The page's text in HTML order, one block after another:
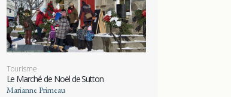
Tourisme
Le Marché de Noël de Sutton
Marianne Primeau